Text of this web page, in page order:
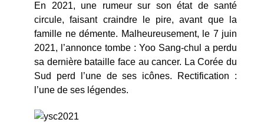
En 2021, une rumeur sur son état de santé
circule, faisant craindre le pire, avant que la
famille ne démente. Malheureusement, le 7 juin
2021, l’annonce tombe : Yoo Sang-chul a perdu
sa dernière bataille face au cancer. La Corée du
Sud perd l’une de ses icônes. Rectification :
l’une de ses légendes.